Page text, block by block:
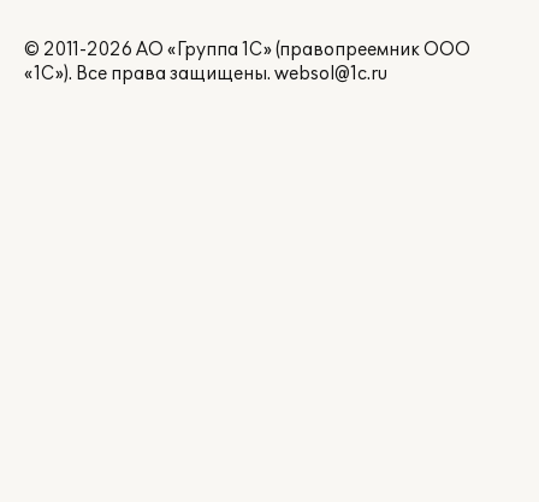
© 2011-2026 АО «Группа 1С» (правопреемник ООО
«1С»). Все права защищены. websol@1c.ru